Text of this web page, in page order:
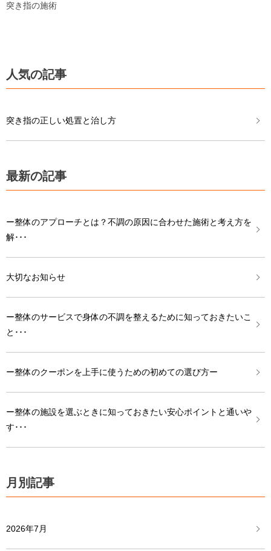
突き指の施術
人気の記事
突き指の正しい処置と治し方
最新の記事
ー整体のアプローチとは？不調の原因に合わせた施術と考え方を
解･･･
大切なお知らせ
ー整体のサービスで身体の不調を整えるために知っておきたいこ
と･･･
ー整体のクーポンを上手に使うための初めての選び方ー
ー整体の施設を選ぶときに知っておきたい安心ポイントと通いや
す･･･
月別記事
2026年7月